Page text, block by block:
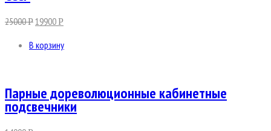
25000Р19900Р
В корзину
Парные дореволюционные кабинетные
подсвечники